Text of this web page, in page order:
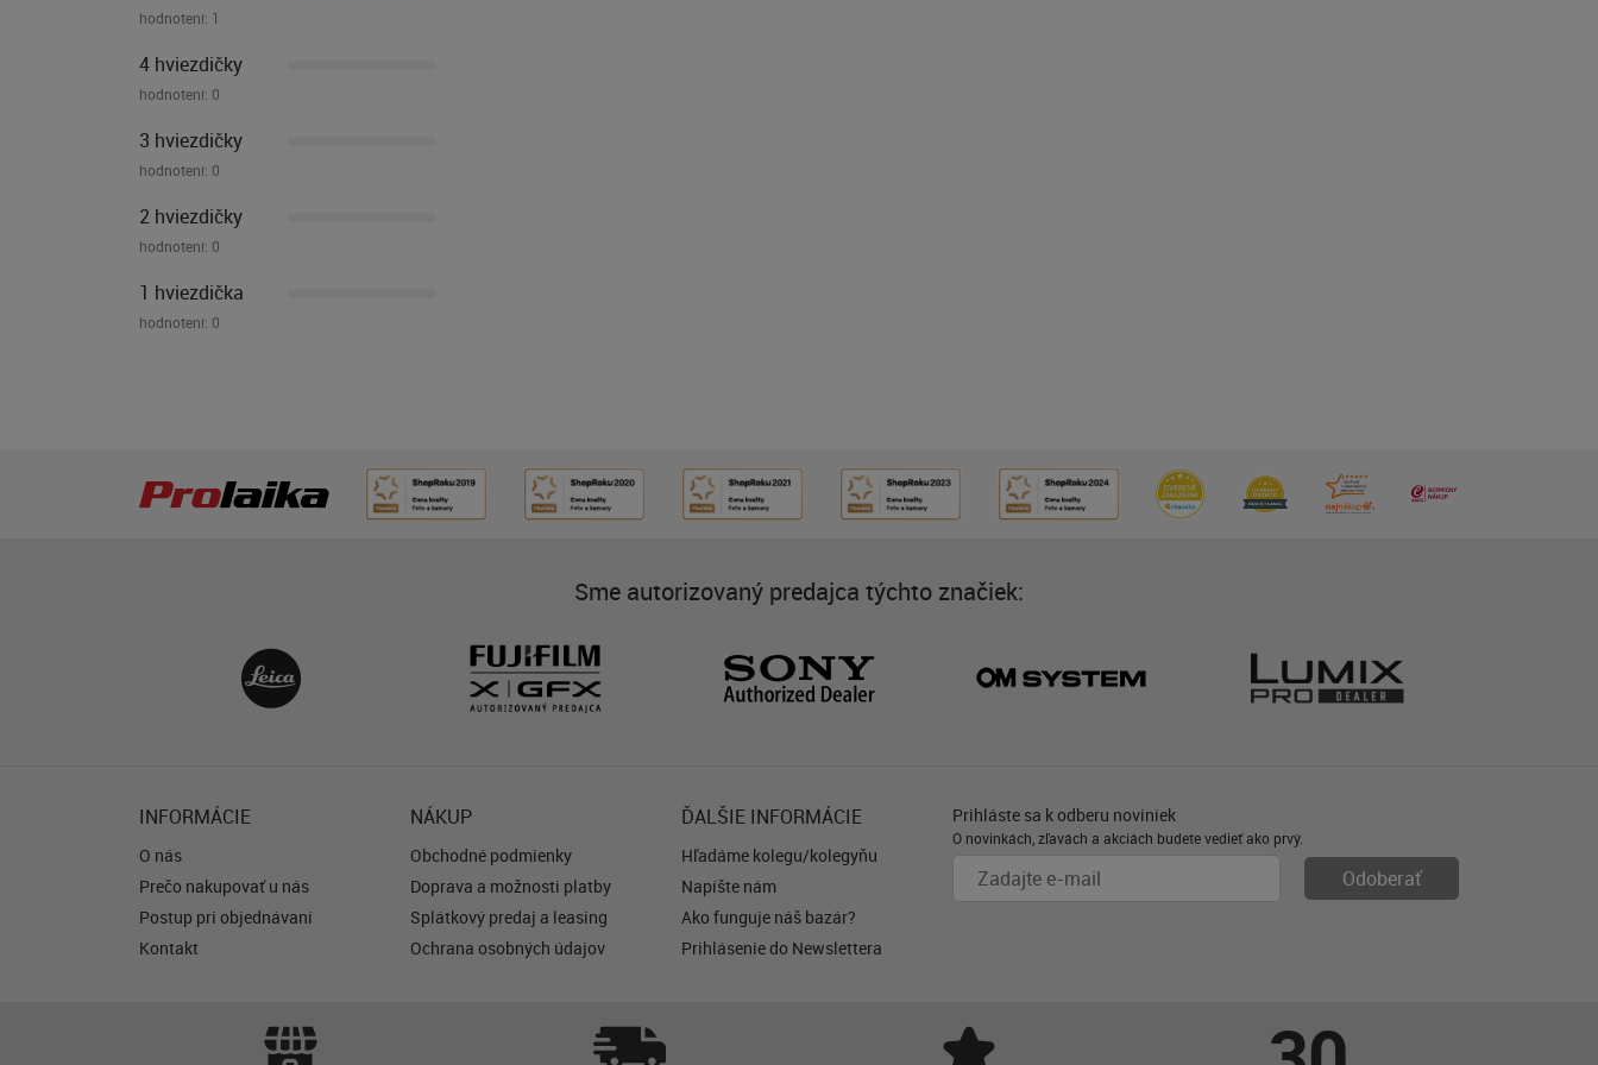
hodnotení: 1
4 hviezdičky
hodnotení: 0
3 hviezdičky
hodnotení: 0
2 hviezdičky
hodnotení: 0
1 hviezdička
hodnotení: 0
Sme autorizovaný predajca týchto značiek:
INFORMÁCIE
O nás
Prečo nakupovať u nás
Postup pri objednávaní
Kontakt
NÁKUP
Obchodné podmienky
Doprava a možnosti platby
Splátkový predaj a leasing
Ochrana osobných údajov
ĎALŠIE INFORMÁCIE
Hľadáme kolegu/kolegyňu
Napíšte nám
Ako funguje náš bazár?
Prihlásenie do Newslettera
Prihláste sa k odberu noviniek
O novinkách, zľavách a akciách budete vedieť ako prvý.